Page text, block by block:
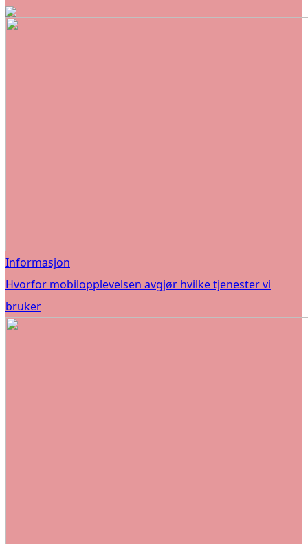
Informasjon
Hvorfor mobilopplevelsen avgjør hvilke tjenester vi
bruker